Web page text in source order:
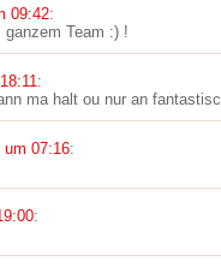
09:42:
Team :) !
:
ma halt ou nur an
um 07:16:
: